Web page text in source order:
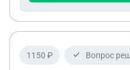
1150 ₽ Вопрос